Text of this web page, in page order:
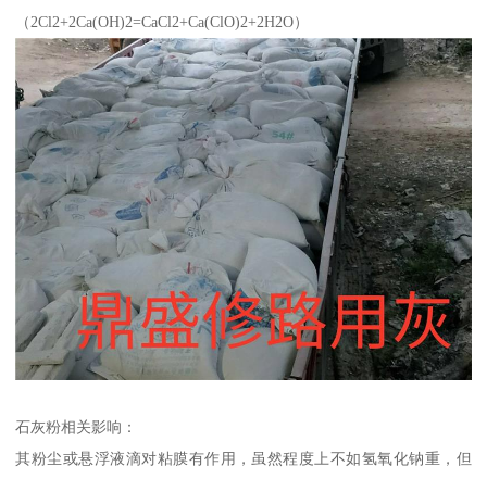
（2Cl2+2Ca(OH)2=CaCl2+Ca(ClO)2+2H2O）
石灰粉相关影响：
其粉尘或悬浮液滴对粘膜有作用，虽然程度上不如氢氧化钠重，但